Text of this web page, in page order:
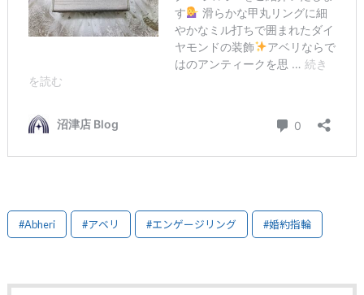
#Abheri #アベリ #エンゲージリング #婚約指輪